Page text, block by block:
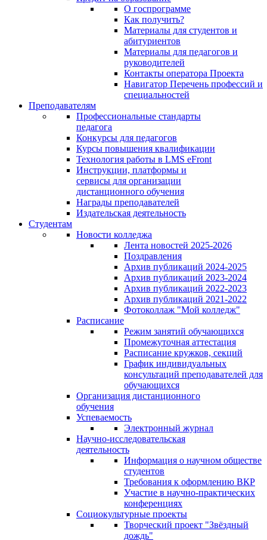
О госпрограмме
Как получить?
Материалы для студентов и
абитуриентов
Материалы для педагогов и
руководителей
Контакты оператора Проекта
Навигатор Перечень профессий и
специальностей
Преподавателям
Профессиональные стандарты
педагога
Конкурсы для педагогов
Курсы повышения квалификации
Технология работы в LMS eFront
Инструкции, платформы и
сервисы для организации
дистанционного обучения
Награды преподавателей
Издательская деятельность
Студентам
Новости колледжа
Лента новостей 2025-2026
Поздравления
Архив публикаций 2024-2025
Архив публикаций 2023-2024
Архив публикаций 2022-2023
Архив публикаций 2021-2022
Фотоколлаж "Мой колледж"
Расписание
Режим занятий обучающихся
Промежуточная аттестация
Расписание кружков, секций
График индивидуальных
консультаций преподавателей для
обучающихся
Организация дистанционного
обучения
Успеваемость
Электронный журнал
Научно-исследовательская
деятельность
Информация о научном обществе
студентов
Требования к оформлению ВКР
Участие в научно-практических
конференциях
Социокультурные проекты
Творческий проект "Звёздный
дождь"